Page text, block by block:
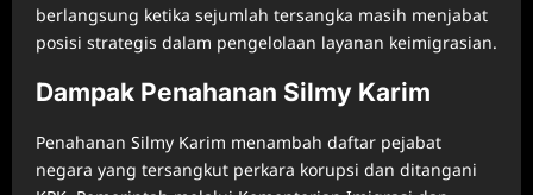
berlangsung ketika sejumlah tersangka masih menjabat
posisi strategis dalam pengelolaan layanan keimigrasian.
Dampak Penahanan Silmy Karim
Penahanan Silmy Karim menambah daftar pejabat
negara yang tersangkut perkara korupsi dan ditangani